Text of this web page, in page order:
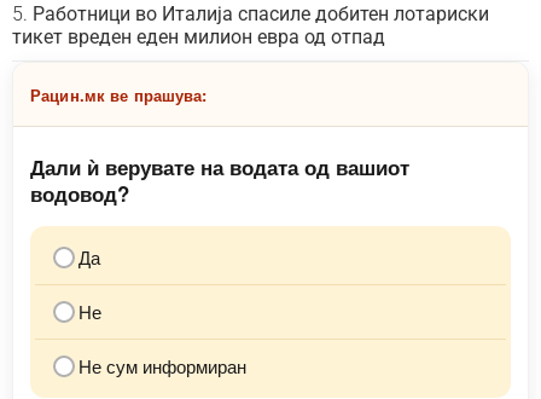
Работници во Италија спасиле добитен лотариски
тикет вреден еден милион евра од отпад
Рацин.мк ве прашува:
Дали ѝ верувате на водата од вашиот
водовод?
Да
Не
Не сум информиран